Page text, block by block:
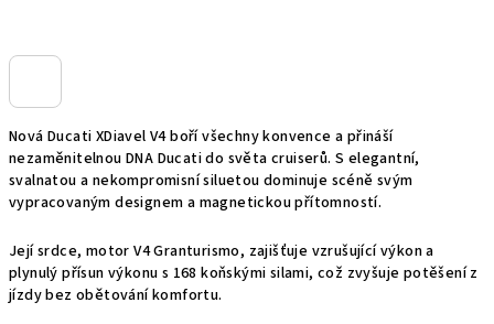
Nová Ducati XDiavel V4 boří všechny konvence a přináší
nezaměnitelnou DNA Ducati do světa cruiserů. S elegantní,
svalnatou a nekompromisní siluetou dominuje scéně svým
vypracovaným designem a magnetickou přítomností.
Její srdce, motor V4 Granturismo, zajišťuje vzrušující výkon a
plynulý přísun výkonu s 168 koňskými silami, což zvyšuje potěšení z
jízdy bez obětování komfortu.